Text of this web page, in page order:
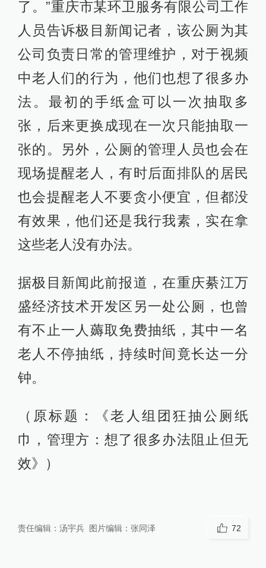
了。”重庆市某环卫服务有限公司工作
人员告诉极目新闻记者，该公厕为其
公司负责日常的管理维护，对于视频
中老人们的行为，他们也想了很多办
法。最初的手纸盒可以一次抽取多
张，后来更换成现在一次只能抽取一
张的。另外，公厕的管理人员也会在
现场提醒老人，有时后面排队的居民
也会提醒老人不要贪小便宜，但都没
有效果，他们还是我行我素，实在拿
这些老人没有办法。
据极目新闻此前报道，在重庆綦江万
盛经济技术开发区另一处公厕，也曾
有不止一人薅取免费抽纸，其中一名
老人不停抽纸，持续时间竟长达一分
钟。
（原标题：《老人组团狂抽公厕纸
巾，管理方：想了很多办法阻止但无
效》）
责任编辑： 汤宇兵 图片编辑： 张同泽 72